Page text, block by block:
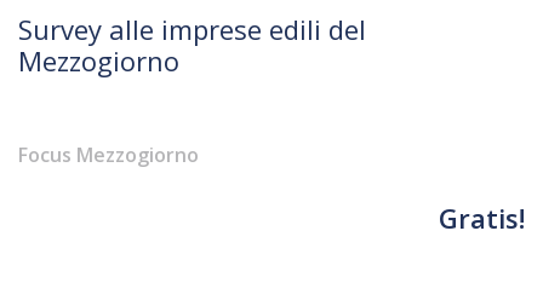
Survey alle imprese edili del
Mezzogiorno
Focus Mezzogiorno
Gratis!